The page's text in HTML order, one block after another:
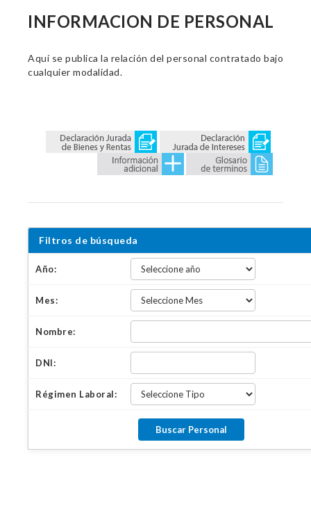
INFORMACION DE PERSONAL
Aquí se publica la relación del personal contratado bajo
cualquier modalidad.
Filtros de búsqueda
Año:
Mes:
Nombre:
DNI:
Régimen Laboral: